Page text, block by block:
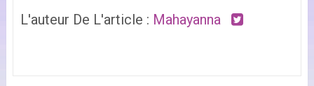
L'auteur De L'article : Mahayanna